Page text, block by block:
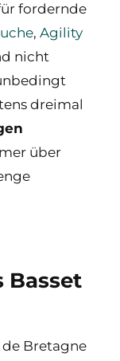
fordernde
, Agility
nicht
dreimal
über
Basset
de Bretagne